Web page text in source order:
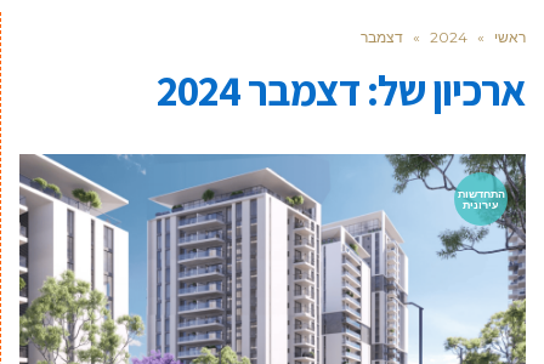
ראשי »
2024
» דצמבר
ארכיון של:דצמבר 2024
התחדשות
עירונית